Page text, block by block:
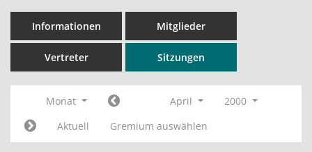
Informationen Mitglieder
Vertreter Sitzungen
Monat April
2000
Aktuell
Gremium auswählen